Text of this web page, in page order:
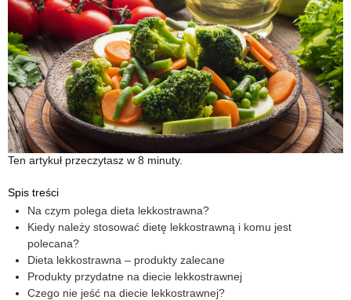
Ten artykuł przeczytasz w 8 minuty.
Spis treści
Na czym polega dieta lekkostrawna?
Kiedy należy stosować dietę lekkostrawną i komu jest
polecana?
Dieta lekkostrawna – produkty zalecane
Produkty przydatne na diecie lekkostrawnej
Czego nie jeść na diecie lekkostrawnej?